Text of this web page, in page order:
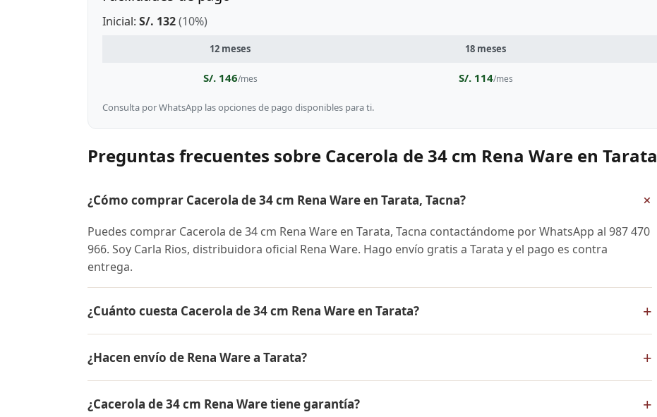
Inicial: S/. 132(10%)
12 meses 18 meses
S/. 146/mes S/. 114/mes
Consulta por WhatsApp las opciones de pago disponibles para ti.
Preguntas frecuentes sobre Cacerola de 34 cm Rena Ware en Tarata
¿Cómo comprar Cacerola de 34 cm Rena Ware en Tarata, Tacna? +
Puedes comprar Cacerola de 34 cm Rena Ware en Tarata, Tacna contactándome por WhatsApp al 987 470
966. Soy Carla Rios, distribuidora oficial Rena Ware. Hago envío gratis a Tarata y el pago es contra
entrega.
¿Cuánto cuesta Cacerola de 34 cm Rena Ware en Tarata? +
conocer el precio actual, promociones disponibles y facilidades de pago en cuotas desde el 10% de inicial.
¿Hacen envío de Rena Ware a Tarata? +
contra entrega.
¿Cacerola de 34 cm Rena Ware tiene garantía? +